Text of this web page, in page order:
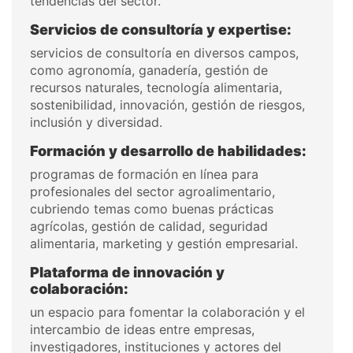
Servicios de consultoría y expertise:
servicios de consultoría en diversos campos,
como agronomía, ganadería, gestión de
recursos naturales, tecnología alimentaria,
sostenibilidad, innovación, gestión de riesgos,
inclusión y diversidad.
Formación y desarrollo de habilidades:
programas de formación en línea para
profesionales del sector agroalimentario,
cubriendo temas como buenas prácticas
agrícolas, gestión de calidad, seguridad
alimentaria, marketing y gestión empresarial.
Plataforma de innovación y
colaboración:
un espacio para fomentar la colaboración y el
intercambio de ideas entre empresas,
investigadores, instituciones y actores del